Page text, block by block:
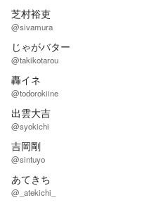
芝村裕吏
@sivamura
じゃがバター
@takikotarou
轟イネ
@todorokiine
出雲大吉
@syokichi
吉岡剛
@sintuyo
あてきち
@_atekichi_